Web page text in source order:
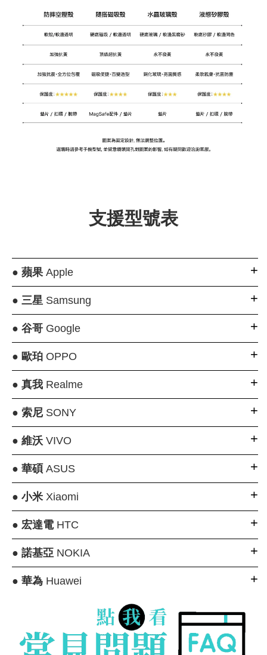
支援型號表
● 蘋果Apple
● 三星Samsung
● 谷哥Google
● 歐珀OPPO
● 真我Realme
● 索尼SONY
● 維沃VIVO
● 華碩 ASUS
● 小米Xiaomi
● 宏達電HTC
● 諾基亞NOKIA
● 華為Huawei